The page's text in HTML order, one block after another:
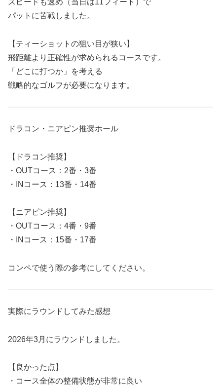
スピードも速め（当日は11フィート）で
パットに苦戦しました。
【ティーショットの狙い目が狭い】
飛距離より正確性が求められるコースです。
「どこに打つか」を考える
戦略的なゴルフが必要になります。
ドラコン・ニアピン推奨ホール
【ドラコン推奨】
・OUTコース：2番・3番
・INコース：13番・14番
【ニアピン推奨】
・OUTコース：4番・9番
・INコース：15番・17番
コンペで使う際の参考にしてください。
実際にラウンドしてみた感想
2026年3月にラウンドしました。
【良かった点】
・コース全体の整備状態が非常に良い